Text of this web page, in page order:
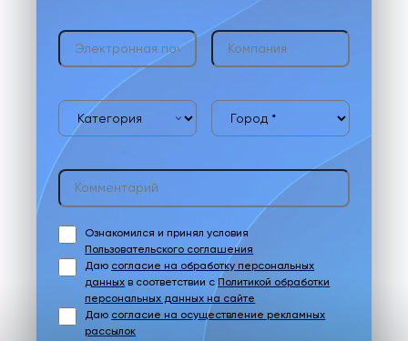
Ознакомился и принял условия
Пользовательского соглашения
Даю согласие на обработку персональных
данных в соответствии сПолитикой обработки
персональных данных на сайте
Даю согласие на осуществление рекламных
рассылок